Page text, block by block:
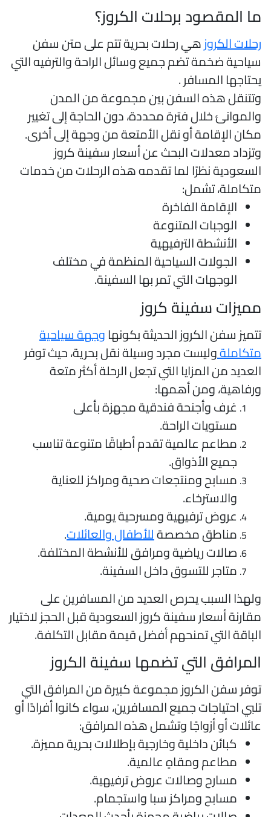
المقصود برحلات الكروز؟
الكروزهي رحلات بحرية تتم على متن سفن
ضخمة تضم جميع وسائل الراحة والترفيه التي
المسافر .
هذه السفن بين مجموعة من المدن
خلال فترة محددة، دون الحاجة إلى تغيير
الإقامة أو نقل الأمتعة من وجهة إلى أخرى.
معدلات البحث عن أسعار سفينة كروز
نظرًا لما تقدمه هذه الرحلات من خدمات
تشمل:
الإقامة الفاخرة
الوجبات المتنوعة
الأنشطة الترفيهية
الجولات السياحية المنظمة في مختلف
الوجهات التي تمر بها السفينة.
سفينة كروز
سفن الكروز الحديثة بكونهاوجهة سياحية
وليست مجرد وسيلة نقل بحرية، حيث توفر
من المزايا التي تجعل الرحلة أكثر متعة
ومن أهمها:
غرف وأجنحة فندقية مجهزة بأعلى
مستويات الراحة.
مطاعم عالمية تقدم أطباقًا متنوعة تناسب
جميع الأذواق.
مسابح ومنتجعات صحية ومراكز للعناية
والاسترخاء.
عروض ترفيهية ومسرحية يومية.
مناطق مخصصةللأطفال والعائلات.
صالات رياضية ومرافق للأنشطة المختلفة.
متاجر للتسوق داخل السفينة.
السبب يحرص العديد من المسافرين على
أسعار سفينة كروز السعودية قبل الحجز لاختيار
التي تمنحهم أفضل قيمة مقابل التكلفة.
التي تضمها سفينة الكروز
سفن الكروز مجموعة كبيرة من المرافق التي
احتياجات جميع المسافرين، سواء كانوا أفرادًا أو
أو أزواجًا وتشمل هذه المرافق:
كبائن داخلية وخارجية بإطلالات بحرية مميزة.
مطاعم ومقاهٍ عالمية.
مسارح وصالات عروض ترفيهية.
مسابح ومراكز سبا واستجمام.